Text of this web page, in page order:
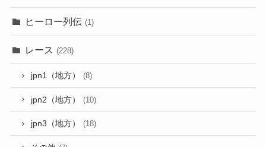
ヒーロー列伝 (1)
レース (228)
jpn1（地方） (8)
jpn2（地方） (10)
jpn3（地方） (18)